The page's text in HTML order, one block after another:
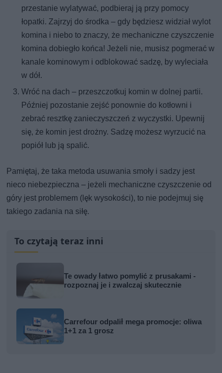
przestanie wylatywać, podbieraj ją przy pomocy
łopatki. Zajrzyj do środka – gdy będziesz widział wylot
komina i niebo to znaczy, że mechaniczne czyszczenie
komina dobiegło końca! Jeżeli nie, musisz pogmerać w
kanale kominowym i odblokować sadzę, by wyleciała
w dół.
Wróć na dach – przeszczotkuj komin w dolnej partii.
Później pozostanie zejść ponownie do kotłowni i
zebrać resztkę zanieczyszczeń z wyczystki. Upewnij
się, że komin jest drożny. Sadzę możesz wyrzucić na
popiół lub ją spalić.
Pamiętaj, że taka metoda usuwania smoły i sadzy jest
nieco niebezpieczna – jeżeli mechaniczne czyszczenie od
góry jest problemem (lęk wysokości), to nie podejmuj się
takiego zadania na siłę.
To czytają teraz inni
Te owady łatwo pomylić z prusakami -
rozpoznaj je i zwalczaj skutecznie
Carrefour odpalił mega promocje: oliwa
1+1 za 1 grosz